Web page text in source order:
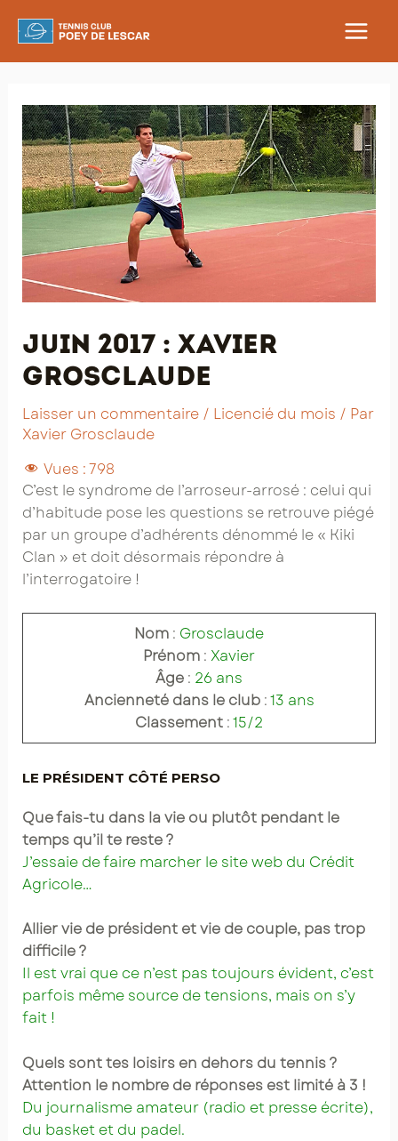
MAIN
Juin 2017 : Xavier
Grosclaude
Laisser un commentaire / Licencié du mois / Par
Xavier Grosclaude
Vues :798
C’est le syndrome de l’arroseur-arrosé : celui qui
d’habitude pose les questions se retrouve piégé
par un groupe d’adhérents dénommé le « Kiki
Clan » et doit désormais répondre à
l’interrogatoire !
Nom : Grosclaude
Prénom : Xavier
Âge : 26 ans
Ancienneté dans le club:13 ans
Classement :15/2
LE PRÉSIDENT CÔTÉ PERSO
Que fais-tu dans la vie ou plutôt pendant le
temps qu’il te reste ?
J’essaie de faire marcher le site web du Crédit
Agricole…
Allier vie de président et vie de couple, pas trop
difficile ?
Il est vrai que ce n’est pas toujours évident, c’est
parfois même source de tensions, mais on s’y
fait !
Quels sont tes loisirs en dehors du tennis ?
Attention le nombre de réponses est limité à 3 !
Du journalisme amateur (radio et presse écrite),
du basket et du padel.